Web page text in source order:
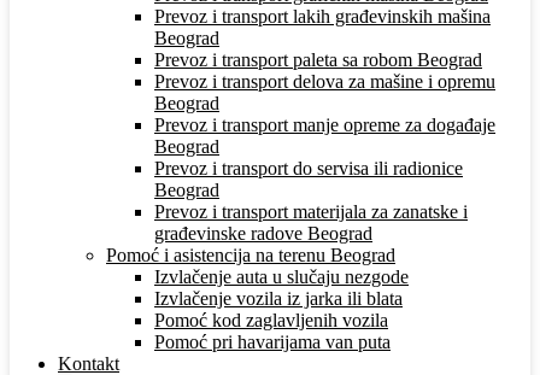
Prevoz i transport lakih građevinskih mašina
Beograd
Prevoz i transport paleta sa robom Beograd
Prevoz i transport delova za mašine i opremu
Beograd
Prevoz i transport manje opreme za događaje
Beograd
Prevoz i transport do servisa ili radionice
Beograd
Prevoz i transport materijala za zanatske i
građevinske radove Beograd
Pomoć i asistencija na terenu Beograd
Izvlačenje auta u slučaju nezgode
Izvlačenje vozila iz jarka ili blata
Pomoć kod zaglavljenih vozila
Pomoć pri havarijama van puta
Kontakt